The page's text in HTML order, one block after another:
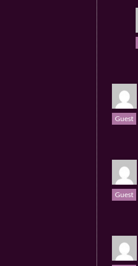
Guest
Guest